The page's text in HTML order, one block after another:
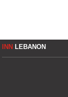
INNLEBANON